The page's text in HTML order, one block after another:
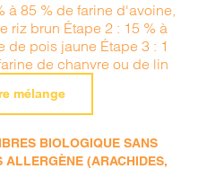
à 85 % de farine d'avoine,
riz brun Étape 2 : 15 % à
de pois jaune Étape 3 : 1
de chanvre ou de lin
mélange
BIOLOGIQUE SANS
ALLERGÈNE (ARACHIDES,